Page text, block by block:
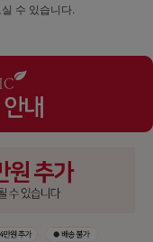
수 있습니다.